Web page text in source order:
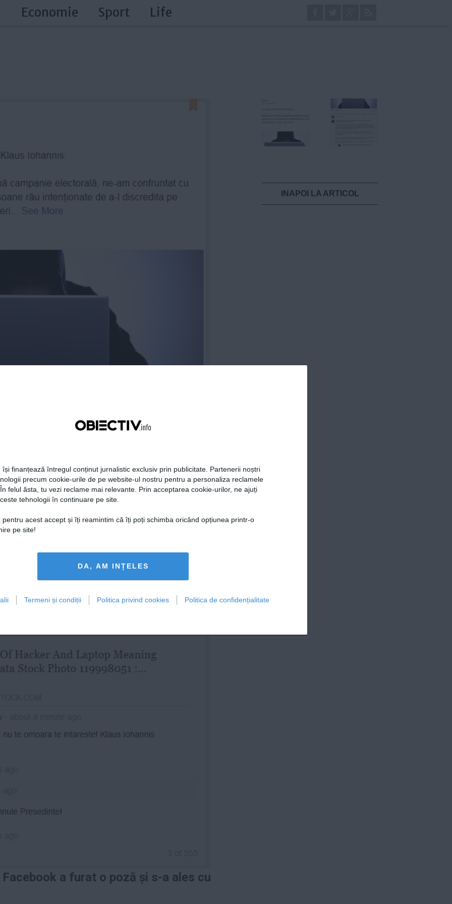
își finanțează întregul conținut jurnalistic exclusiv prin publicitate. Partenerii noștri
precum cookie-urile de pe website-ul nostru pentru a personaliza reclamele
felul ăsta, tu vezi reclame mai relevante. Prin acceptarea cookie-urilor, ne ajuți
tehnologii în continuare pe site.
pentru acest accept și îți reamintim că îți poți schimba oricând opțiunea printr-o
pe site!
DA, AM INȚELES
Termeni și condiții Politica privind cookies Politica de confidențialitate
Economie Sport Life
a furat o poză și s-a ales cu
INAPOI LA ARTICOL